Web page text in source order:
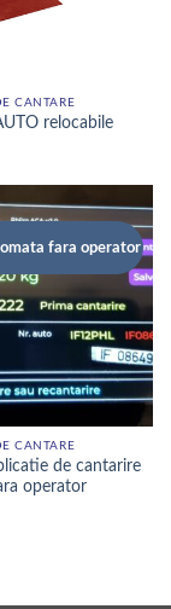
CANTARE
relocabile
fara operator
CANTARE
de cantarire
operator